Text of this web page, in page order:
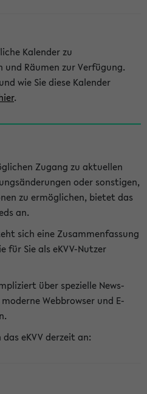
Kalender zu
Räumen zur Verfügung.
wie Sie diese Kalender
.
Zugang zu aktuellen
oder sonstigen,
zu ermöglichen, bietet das
an.
sich eine Zusammenfassung
für Sie als eKVV-Nutzer
über spezielle News-
Webbrowser und E-
eKVV derzeit an: